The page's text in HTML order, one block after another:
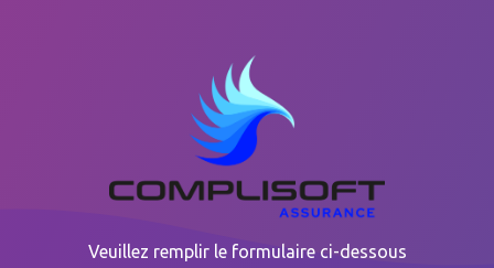
Veuillez remplir le formulaire ci-dessous